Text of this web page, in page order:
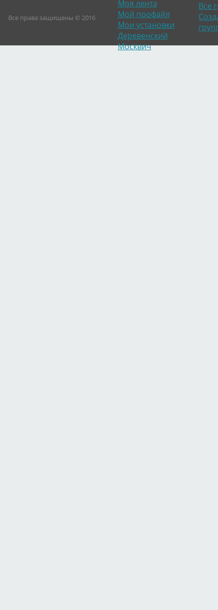
Все права защищены © 2016
Моя лента
Мой профайл
Мои установки
Деревенский
Москвич
Все